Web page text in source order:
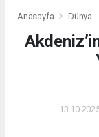
Anasayfa Dünya